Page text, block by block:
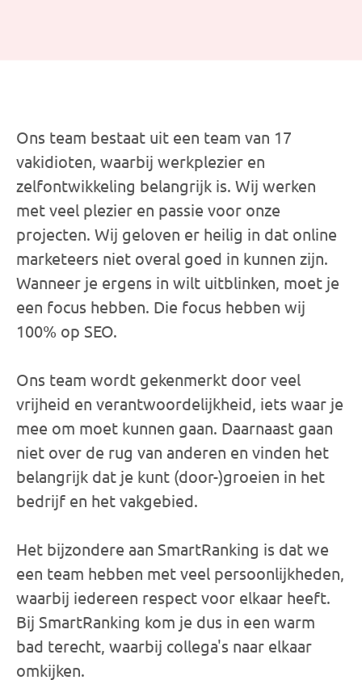
Ons team bestaat uit een team van 17
vakidioten, waarbij werkplezier en
zelfontwikkeling belangrijk is. Wij werken
met veel plezier en passie voor onze
projecten. Wij geloven er heilig in dat online
marketeers niet overal goed in kunnen zijn.
Wanneer je ergens in wilt uitblinken, moet je
een focus hebben. Die focus hebben wij
100% op SEO.
Ons team wordt gekenmerkt door veel
vrijheid en verantwoordelijkheid, iets waar je
mee om moet kunnen gaan. Daarnaast gaan
niet over de rug van anderen en vinden het
belangrijk dat je kunt (door-)groeien in het
bedrijf en het vakgebied.
Het bijzondere aan SmartRanking is dat we
een team hebben met veel persoonlijkheden,
waarbij iedereen respect voor elkaar heeft.
Bij SmartRanking kom je dus in een warm
bad terecht, waarbij collega's naar elkaar
omkijken.